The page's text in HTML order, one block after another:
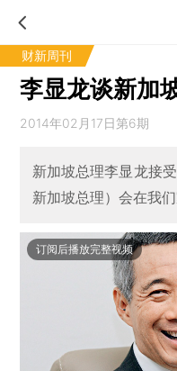
财新周刊
李显龙谈新加
2014年02月17日第6期
新加坡总理李显龙接
新加坡总理）会在我
订阅后播放完整视频